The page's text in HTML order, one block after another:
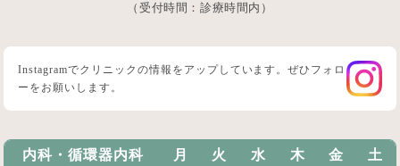
（受付時間：診療時間内）
Instagramでクリニックの情報をアップしています。ぜひフォロ
ーをお願いします。
内科・循環器内科 月 火 水 木 金 土